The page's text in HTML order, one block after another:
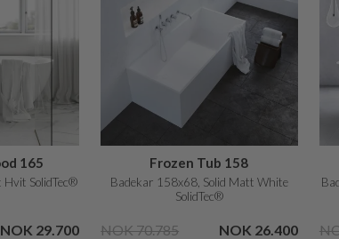
165
SolidTec®
NOK 29.700
Frozen Tub 158
Badekar 158x68, Solid Matt White
SolidTec®
NOK 70.785 NOK 26.400